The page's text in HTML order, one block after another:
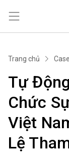
Tự động hóa
Bán hàng
Khác
Trang chủ
Tự
Chức
Việt
Lệ